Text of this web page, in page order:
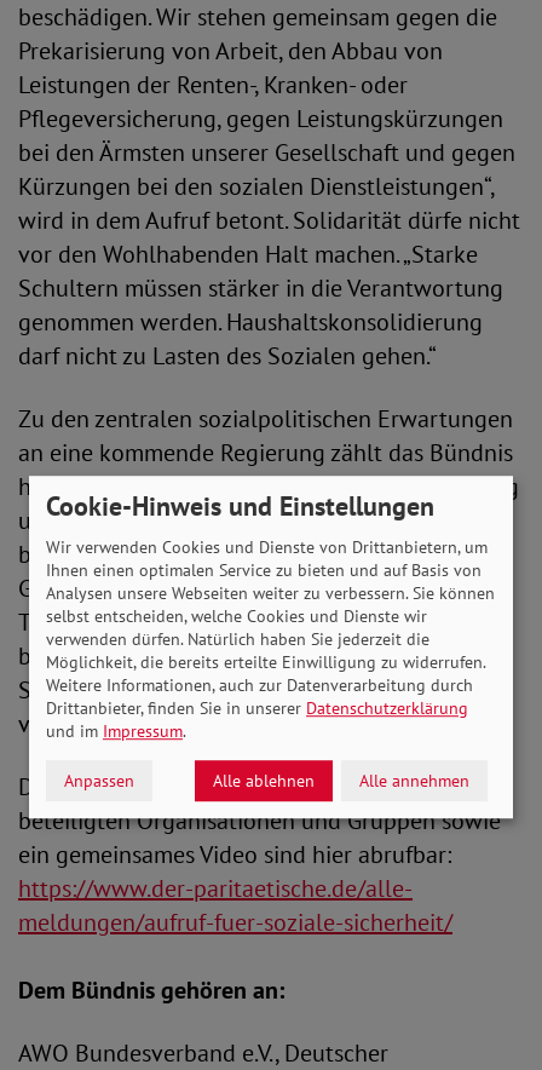
beschädigen. Wir stehen gemeinsam gegen die
Prekarisierung von Arbeit, den Abbau von
Leistungen der Renten-, Kranken- oder
Pflegeversicherung, gegen Leistungskürzungen
bei den Ärmsten unserer Gesellschaft und gegen
Kürzungen bei den sozialen Dienstleistungen“,
wird in dem Aufruf betont. Solidarität dürfe nicht
vor den Wohlhabenden Halt machen. „Starke
Schultern müssen stärker in die Verantwortung
genommen werden. Haushaltskonsolidierung
darf nicht zu Lasten des Sozialen gehen.“
Zu den zentralen sozialpolitischen Erwartungen
an eine kommende Regierung zählt das Bündnis
höhere Löhne mittels mehr tariflicher Bezahlung
und einem deutlich höheren Mindestlohn,
bessere Grundsicherungsleistungen, die
Gewährleistung von sozialer und beruflicher
Teilhabe, die Schaffung von ausreichendem und
bezahlbarem Wohnraum sowie
Sozialversicherungen, die insbesondere
verlässlich gegen Altersarmut schützen.
Der Aufruf in voller Länge, Zitate aus den
beteiligten Organisationen und Gruppen sowie
ein gemeinsames Video sind hier abrufbar:
https://www.der-paritaetische.de/alle-
meldungen/aufruf-fuer-soziale-sicherheit/
Dem Bündnis gehören an:
AWO Bundesverband e.V., Deutscher
Cookie-Hinweis und Einstellungen
Wir verwenden Cookies und Dienste von Drittanbietern, um
Ihnen einen optimalen Service zu bieten und auf Basis von
Analysen unsere Webseiten weiter zu verbessern. Sie können
selbst entscheiden, welche Cookies und Dienste wir
verwenden dürfen. Natürlich haben Sie jederzeit die
Möglichkeit, die bereits erteilte Einwilligung zu widerrufen.
Weitere Informationen, auch zur Datenverarbeitung durch
Drittanbieter, finden Sie in unserer Datenschutzerklärung
und im Impressum.
Anpassen Alle ablehnen Alle annehmen